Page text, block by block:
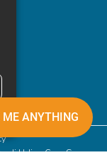
di Udine Cap. Soc.